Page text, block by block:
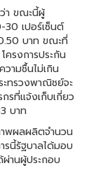
า ขณะนี้ผู้
30 เปอร์เซ็นต์
บาท ขณะที่
ครงการประกัน
ามชื้นไม่เกิน
ะทรวงพาณิชย์จะ
รที่แจ้งเก็บเกี่ยว
บาท
พผลผลิตจำนวน
รนี้รัฐบาลได้มอบ
ผ่านผู้ประกอบ